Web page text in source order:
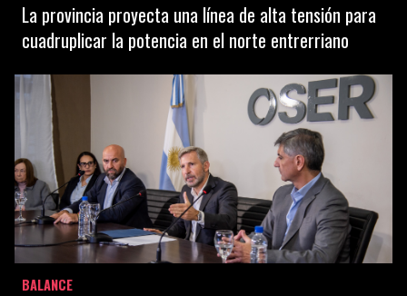
La provincia proyecta una línea de alta tensión para
cuadruplicar la potencia en el norte entrerriano
BALANCE